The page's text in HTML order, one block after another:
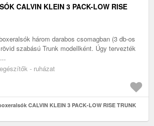
CALVIN KLEIN 3 PACK-LOW RISE
három darabos csomagban (3 db-os
szabású Trunk modellként. Úgy tervezték
- ruházat
CALVIN KLEIN 3 PACK-LOW RISE TRUNK